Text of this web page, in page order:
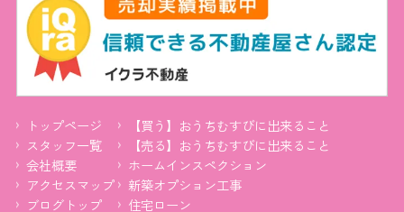
トップページ
【買う】おうちむすびに出来ること
スタッフ一覧
【売る】おうちむすびに出来ること
会社概要
ホームインスペクション
アクセスマップ
新築オプション工事
ブログトップ
住宅ローン